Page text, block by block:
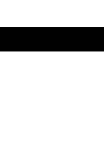
principal